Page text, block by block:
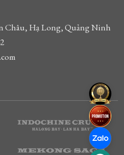
Châu, Hạ Long, Quảng Ninh